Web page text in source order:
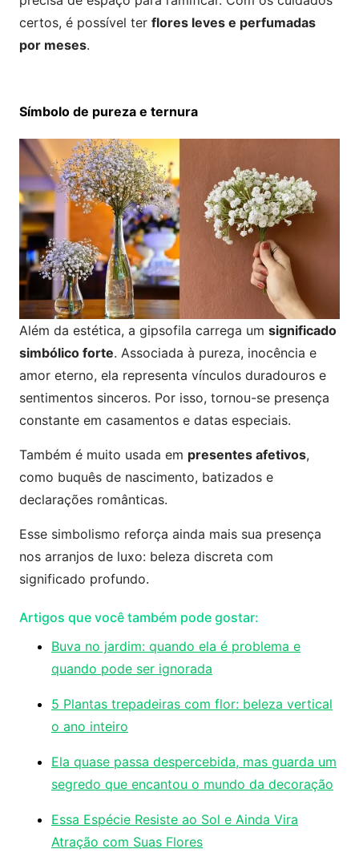
certos, é possível ter flores leves e perfumadas
por meses.
Símbolo de pureza e ternura
Além da estética, a gipsofila carrega um significado
simbólico forte. Associada à pureza, inocência e
amor eterno, ela representa vínculos duradouros e
sentimentos sinceros. Por isso, tornou-se presença
constante em casamentos e datas especiais.
Também é muito usada em presentes afetivos,
como buquês de nascimento, batizados e
declarações românticas.
Esse simbolismo reforça ainda mais sua presença
nos arranjos de luxo: beleza discreta com
significado profundo.
Artigos que você também pode gostar:
Buva no jardim: quando ela é problema e
quando pode ser ignorada
5 Plantas trepadeiras com flor: beleza vertical
o ano inteiro
Ela quase passa despercebida, mas guarda um
segredo que encantou o mundo da decoração
Essa Espécie Resiste ao Sol e Ainda Vira
Atração com Suas Flores